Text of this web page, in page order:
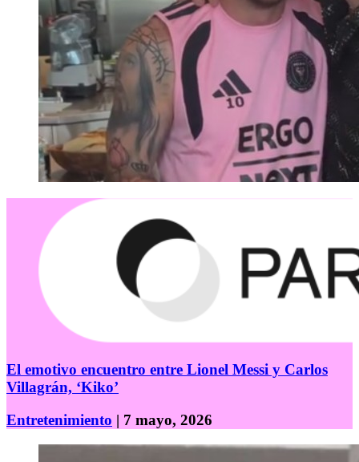
El emotivo encuentro entre Lionel Messi y Carlos
Villagrán, ‘Kiko’
Entretenimiento | 7 mayo, 2026